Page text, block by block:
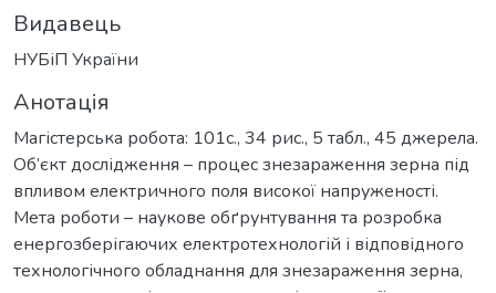
Видавець
НУБіП України
Анотація
Магістерська робота: 101с., 34 рис., 5 табл., 45 джерела.
Об’єкт дослідження – процес знезараження зерна під
впливом електричного поля високої напруженості.
Мета роботи – наукове обґрунтування та розробка
енергозберігаючих електротехнологій і відповідного
технологічного обладнання для знезараження зерна,